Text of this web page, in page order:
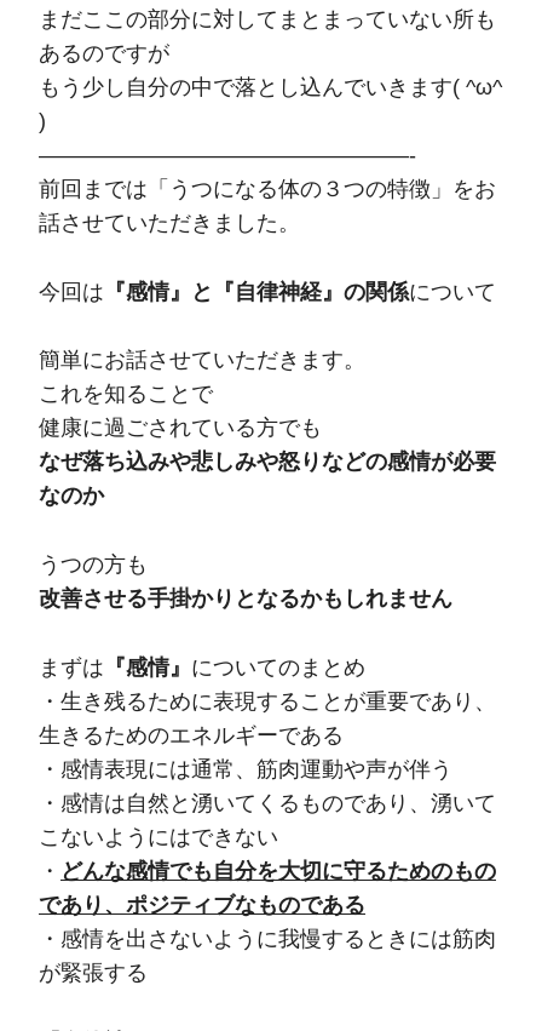
まだここの部分に対してまとまっていない所も
あるのですが
もう少し自分の中で落とし込んでいきます( ^ω^
)
—————————————————-
前回までは「うつになる体の３つの特徴」をお
話させていただきました。
今回は 『感情』と『自律神経』の関係について
簡単にお話させていただきます。
これを知ることで
健康に過ごされている方でも
なぜ落ち込みや悲しみや怒りなどの感情が必要
なのか
うつの方も
改善させる手掛かりとなるかもしれません
まずは 『感情』 についてのまとめ
・生き残るために表現することが重要であり、
生きるためのエネルギーである
・感情表現には通常、筋肉運動や声が伴う
・感情は自然と湧いてくるものであり、湧いて
こないようにはできない
・ どんな感情でも自分を大切に守るためのもの
であり、ポジティブなものである
・感情を出さないように我慢するときには筋肉
が緊張する